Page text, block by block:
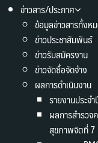
ข่าวสาร/ประกาศ
ข้อมูลข่าวสารทั้งห
ข่าวประชาสัมพันธ์
ข่าวรับสมัครงาน
ข่าวจัดซื้อจัดจ้าง
ผลการดำเนินงาน
รายงานประ
ผลการสำรว
สุขภาพจิตที่ 7